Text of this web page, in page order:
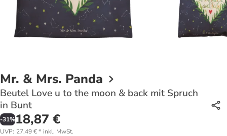
Mr. & Mrs. Panda
Beutel Love u to the moon & back mit Spruch
in Bunt
-31%18,87 €
UVP: 27,49 €* inkl. MwSt.